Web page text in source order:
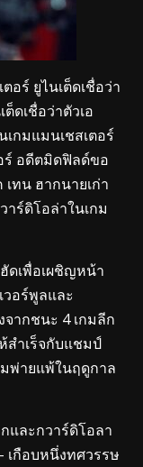
อร์ ยูไนเต็ดเชื่อว่า
ดเชื่อว่าตัวเอ
กมแมนเชสเตอร์
ร์ อดีตมิดฟิลด์ขอ
ทน ฮากนายเก่า
ร์ดิโอล่าในเกม
ดเพื่อเผชิญหน้า
อร์พูลและ
ากชนะ 4 เกมลีก
สำเร็จกับแชมป์
พ่ายแพ้ในฤดูกาล
และกวาร์ดิโอลา
เกือบหนึ่งทศวรรษ